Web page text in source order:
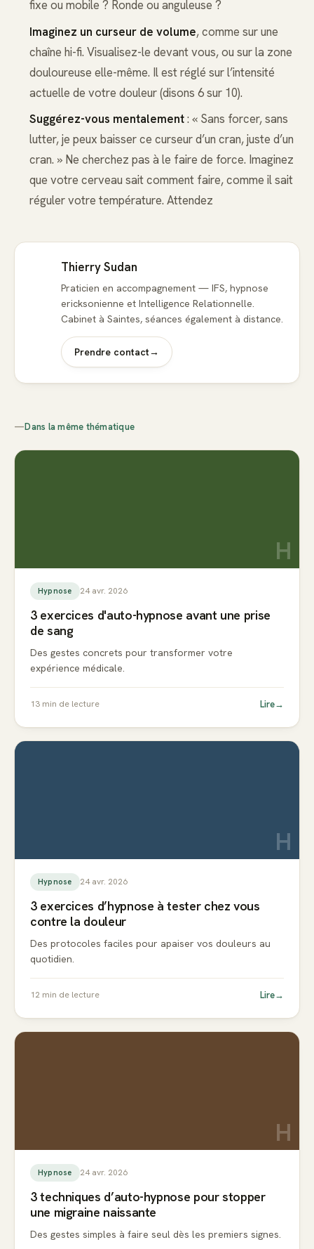
fixe ou mobile ? Ronde ou anguleuse ?
Imaginez un curseur de volume, comme sur une
chaîne hi-fi. Visualisez-le devant vous, ou sur la zone
douloureuse elle-même. Il est réglé sur l’intensité
actuelle de votre douleur (disons 6 sur 10).
Suggérez-vous mentalement: « Sans forcer, sans
lutter, je peux baisser ce curseur d’un cran, juste d’un
cran. » Ne cherchez pas à le faire de force. Imaginez
que votre cerveau sait comment faire, comme il sait
réguler votre température. Attendez
Thierry Sudan
Praticien en accompagnement — IFS, hypnose
ericksonienne et Intelligence Relationnelle.
Cabinet à Saintes, séances également à distance.
Prendre contact→
—Dans la même thématique
H
Hypnose 24 avr. 2026
3 exercices d'auto-hypnose avant une prise
de sang
Des gestes concrets pour transformer votre
expérience médicale.
13 min de lecture Lire→
H
Hypnose 24 avr. 2026
3 exercices d’hypnose à tester chez vous
contre la douleur
Des protocoles faciles pour apaiser vos douleurs au
quotidien.
12 min de lecture Lire→
H
Hypnose 24 avr. 2026
3 techniques d’auto-hypnose pour stopper
une migraine naissante
Des gestes simples à faire seul dès les premiers signes.